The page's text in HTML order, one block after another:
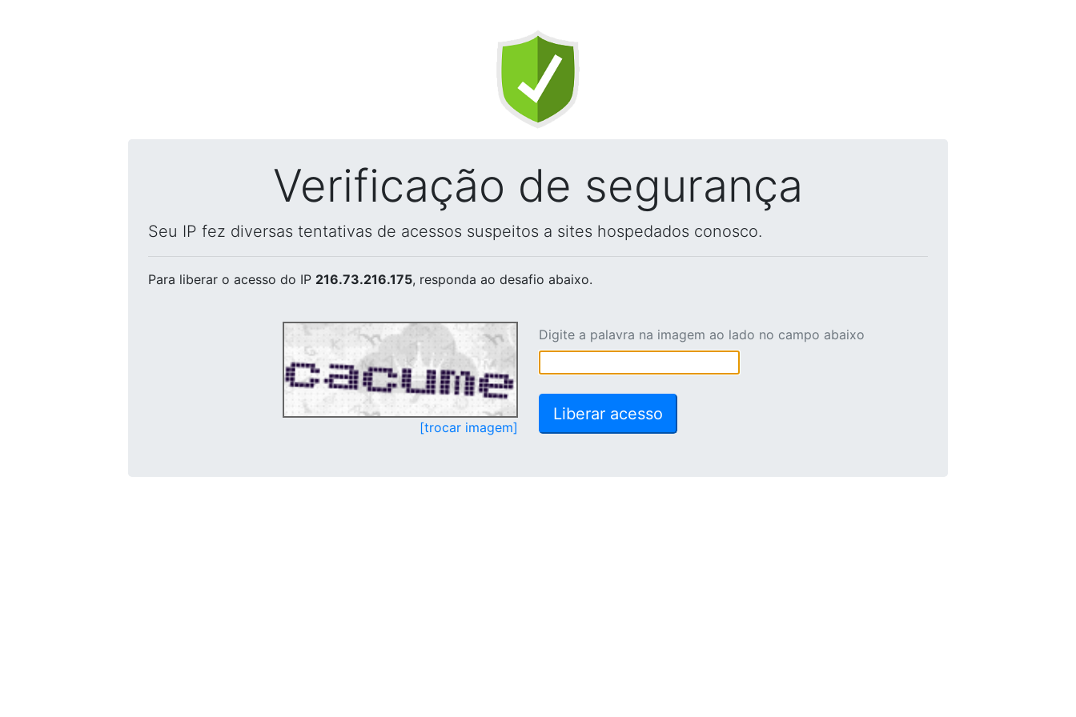
Verificação de segurança
Seu IP fez diversas tentativas de acessos suspeitos a sites hospedados conosco.
Para liberar o acesso do IP 216.73.216.175, responda ao desafio abaixo.
[trocar imagem]
Digite a palavra na imagem ao lado no campo abaixo